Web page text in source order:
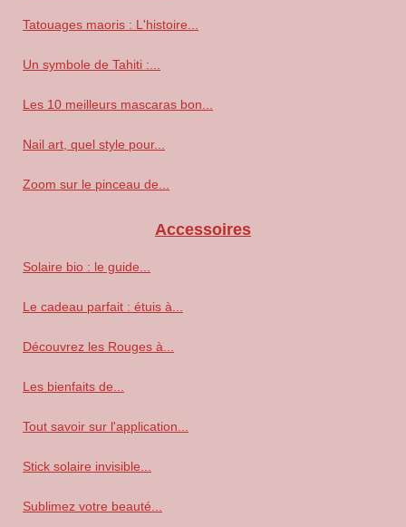
Tatouages maoris : L'histoire...
Un symbole de Tahiti :...
Les 10 meilleurs mascaras bon...
Nail art, quel style pour...
Zoom sur le pinceau de...
Accessoires
Solaire bio : le guide...
Le cadeau parfait : étuis à...
Découvrez les Rouges à...
Les bienfaits de...
Tout savoir sur l'application...
Stick solaire invisible...
Sublimez votre beauté...